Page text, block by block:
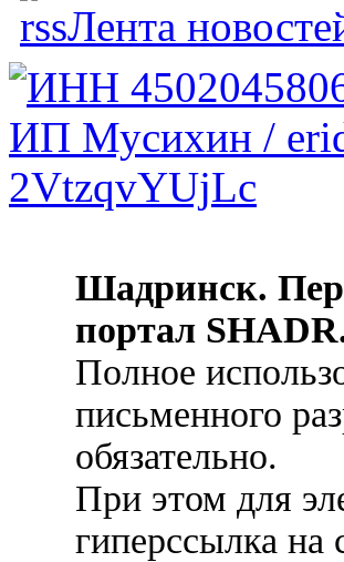
Лента
Шадринск.
портал
Полное
письменного
обязательно.
При этом для
гиперссылка на